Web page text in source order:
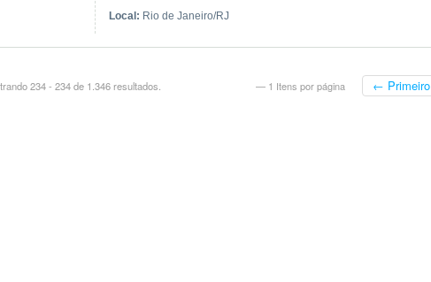
Local: Rio de Janeiro/RJ
— 1 Itens por página
234 - 234 de 1.346 resultados. ← Primeiro